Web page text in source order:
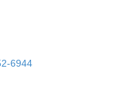
6944